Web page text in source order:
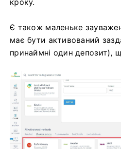
кроку.
Є також маленьке
має бути активований
принаймні один депозит),